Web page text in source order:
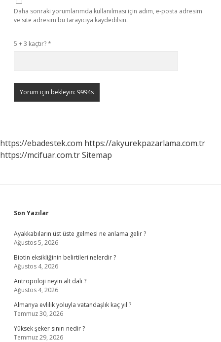
Daha sonraki yorumlarımda kullanılması için adım, e-posta adresim
ve site adresim bu tarayıcıya kaydedilsin.
5 + 3 kaçtır?*
https://ebadestek.com https://akyurekpazarlama.com.tr
https://mcifuar.com.trSitemap
Sidebar
Son Yazılar
Ayakkabıların üst üste gelmesi ne anlama gelir ?
Ağustos 5, 2026
Biotin eksikliğinin belirtileri nelerdir ?
Ağustos 4, 2026
Antropoloji neyin alt dalı ?
Ağustos 4, 2026
Almanya evlilik yoluyla vatandaşlık kaç yıl ?
Temmuz 30, 2026
Yüksek şeker sınırı nedir ?
Temmuz 29, 2026